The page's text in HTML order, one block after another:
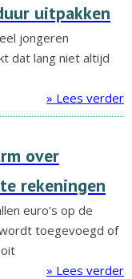
uitpakken
jongeren
dat lang niet altijd
» Lees verder
over
rekeningen
euro’s op de
toegevoegd of
» Lees verder